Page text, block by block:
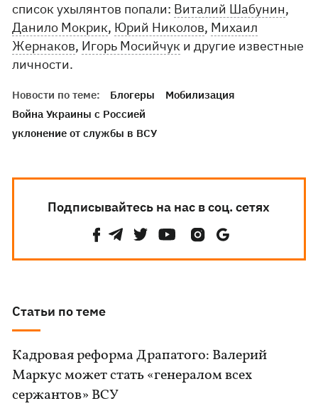
список ухылянтов попали: Виталий Шабунин,
Данило Мокрик, Юрий Николов, Михаил
Жернаков, Игорь Мосийчук и другие известные
личности.
Новости по теме: Блогеры
Мобилизация
Война Украины с Россией
уклонение от службы в ВСУ
Подписывайтесь на нас в соц. сетях
Статьи по теме
Кадровая реформа Драпатого: Валерий
Маркус может стать «генералом всех
сержантов» ВСУ